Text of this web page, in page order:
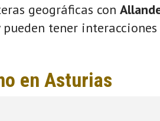
geográficas con
tener